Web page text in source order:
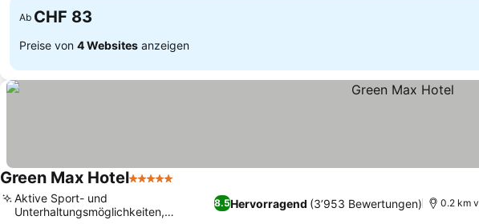
Ab CHF 83
Preise von 4 Websites anzeigen
Green Max Hotel5 Sterne
8.5Hervorragend (3’953 Bewertungen)
Aktive Sport- und
Unterhaltungsmöglichkeiten,
0.2 km